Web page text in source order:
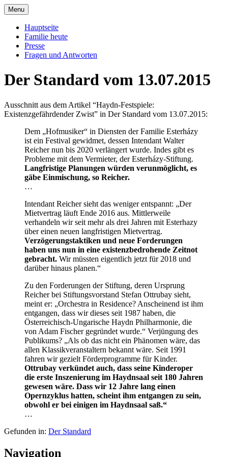
Skip
to
content
Familie Esterházy de Galantha
Galantha
Menu
Hauptseite
Familie heute
Presse
Fragen und Antworten
Der Standard vom 13.07.2015
Ausschnitt aus dem Artikel “Haydn-Festspiele:
Existenzgefährdender Zwist” in Der Standard vom 13.07.2015:
Dem „Hofmusiker“ in Diensten der Familie Esterházy
ist ein Festival gewidmet, dessen Intendant Walter
Reicher nun bis 2020 verlängert wurde. Indes gibt es
Probleme mit dem Vermieter, der Esterházy-Stiftung.
Langfristige Planungen würden verunmöglicht, es
gäbe Einmischung, so Reicher.
…
Intendant Reicher sieht das weniger entspannt: „Der
Mietvertrag läuft Ende 2016 aus. Mittlerweile
verhandeln wir seit mehr als drei Jahren mit Esterhazy
über einen neuen langfristigen Mietvertrag.
Verzögerungstaktiken und neue Forderungen
haben uns nun in eine existenzbedrohende Zeitnot
gebracht. Wir müssten eigentlich jetzt für 2018 und
darüber hinaus planen.“
Zu den Forderungen der Stiftung, deren Ursprung
Reicher bei Stiftungsvorstand Stefan Ottrubay sieht,
meint er: „Orchestra in Residence? Anscheinend ist ihm
entgangen, dass wir dieses seit 1987 haben, die
Österreichisch-Ungarische Haydn Philharmonie, die
von Adam Fischer gegründet wurde.“ Verjüngung des
Publikums? „Als ob das nicht ein Phänomen wäre, das
allen Klassikveranstaltern bekannt wäre. Seit 1991
fahren wir gezielt Förderprogramme für Kinder.
Ottrubay verkündet auch, dass seine Kinderoper
die erste Inszenierung im Haydnsaal seit 180 Jahren
gewesen wäre. Dass wir 12 Jahre lang einen
Opernzyklus hatten, scheint ihm entgangen zu sein,
obwohl er bei einigen im Haydnsaal saß.“
…
Gefunden in: Der Standard
Navigation